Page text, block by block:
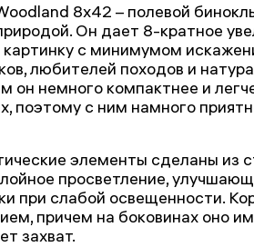
8x42 – полевой
Он дает 8-кратное
картинку с минимумом
любителей походов и
он немного компактнее и
поэтому с ним намного
элементы сделаны из
просветление,
при слабой освещенности.
причем на боковинах оно
захват.